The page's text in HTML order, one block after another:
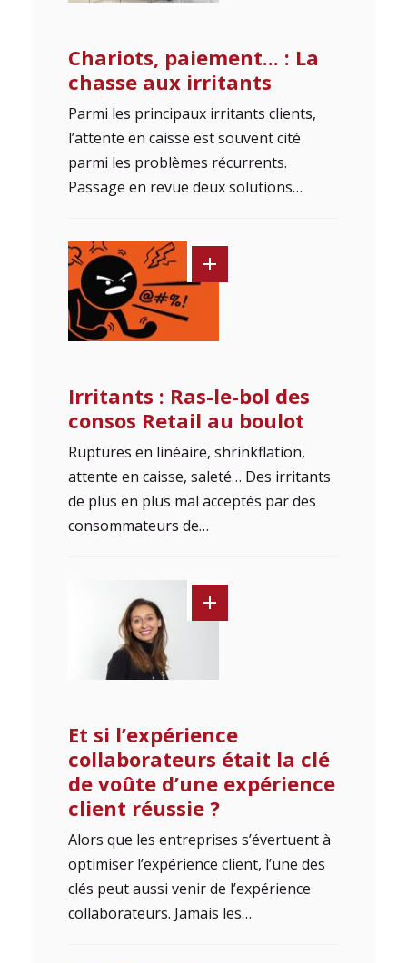
Chariots, paiement... : La
chasse aux irritants
Parmi les principaux irritants clients,
l’attente en caisse est souvent cité
parmi les problèmes récurrents.
Passage en revue deux solutions…
Irritants : Ras-le-bol des
consos Retail au boulot
Ruptures en linéaire, shrinkflation,
attente en caisse, saleté… Des irritants
de plus en plus mal acceptés par des
consommateurs de…
Et si l’expérience
collaborateurs était la clé
de voûte d’une expérience
client réussie ?
Alors que les entreprises s’évertuent à
optimiser l’expérience client, l’une des
clés peut aussi venir de l’expérience
collaborateurs. Jamais les…